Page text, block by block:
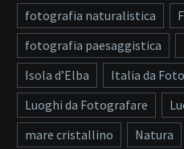
fotografia naturalistica
fotografia paesaggistica
Isola d’Elba
Italia da
Luoghi da Fotografare
mare cristallino
Natura